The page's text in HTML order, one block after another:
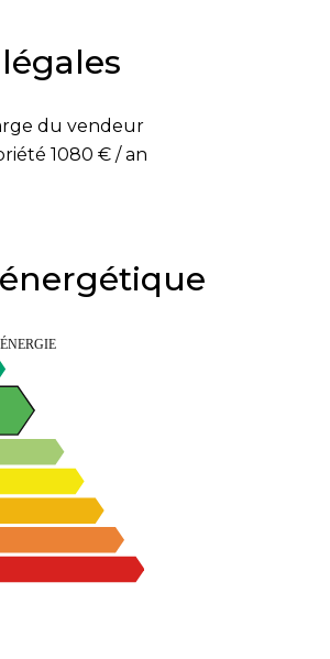
du vendeur
1080 € / an